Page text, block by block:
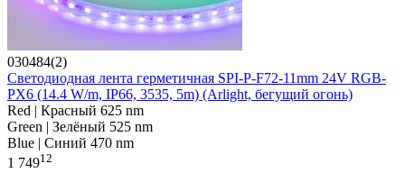
030484(2)
Светодиодная лента герметичная SPI-P-F72-11mm 24V RGB-
PX6 (14.4 W/m, IP66, 3535, 5m) (Arlight, бегущий огонь)
Red | Красный 625 nm
Green | Зелёный 525 nm
Blue | Синий 470 nm
1 74912